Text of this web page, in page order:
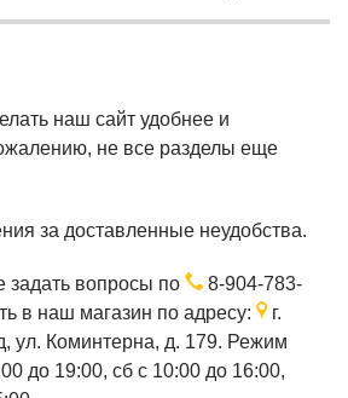
наш сайт удобнее и
не все разделы еще
за доставленные неудобства.
задать вопросы по
8-904-783-
в наш магазин по адресу:
г.
ул. Коминтерна, д. 179. Режим
до 19:00, сб с 10:00 до 16:00,